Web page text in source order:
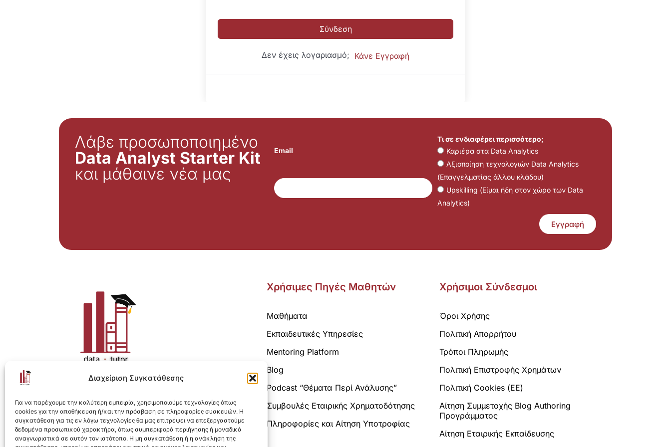
Διαχείριση Συγκατάθεσης
Για να παρέχουμε την καλύτερη εμπειρία, χρησιμοποιούμε τεχνολογίες όπως
cookies για την αποθήκευση ή/και την πρόσβαση σε πληροφορίες συσκευών. Η
συγκατάθεση για τις εν λόγω τεχνολογίες θα μας επιτρέψει να επεξεργαστούμε
δεδομένα προσωπικού χαρακτήρα, όπως συμπεριφορά περιήγησης ή μοναδικά
αναγνωριστικά σε αυτόν τον ιστότοπο. Η μη συγκατάθεση ή η ανάκληση της
Σύνδεση
Δεν έχεις λογαριασμό; Κάνε Εγγραφή
Λάβε προσωποποιημένο
Data Analyst Starter Kit
και μάθαινε νέα μας
Email
Τι σε ενδιαφέρει περισσότερο;
Καριέρα στα Data Analytics
Αξιοποίηση τεχνολογιών Data Analytics
(Επαγγελματίας άλλου κλάδου)
Upskilling (Είμαι ήδη στον χώρο των Data
Analytics)
Εγγραφή
Η ολοκληρωμένη e-learning λύση για Data Analytics.
Χρήσιμες Πηγές Μαθητών
Μαθήματα
Εκπαιδευτικές Υπηρεσίες
Mentoring Platform
Blog
Podcast “Θέματα Περί Ανάλυσης”
Συμβουλές Εταιρικής Χρηματοδότησης
Πληροφορίες και Αίτηση Υποτροφίας
Χρήσιμοι Σύνδεσμοι
Όροι Χρήσης
Πολιτική Απορρήτου
Τρόποι Πληρωμής
Πολιτική Επιστροφής Χρημάτων
Πολιτική Cookies (ΕΕ)
Αίτηση Συμμετοχής Blog Authoring
Προγράμματος
Αίτηση Εταιρικής Εκπαίδευσης